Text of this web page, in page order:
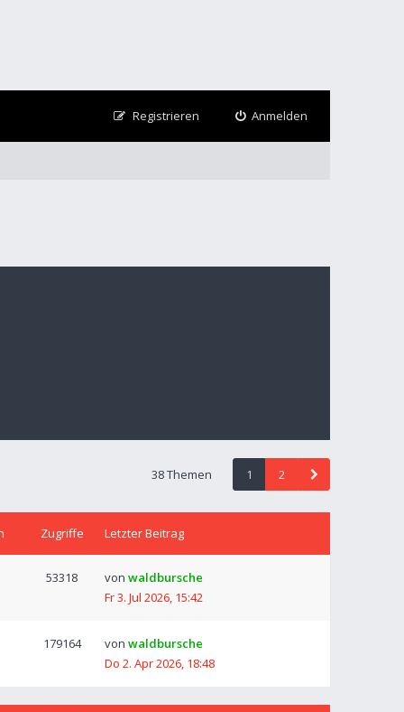
Anmelden
Registrieren
38 Themen 1 2
Zugriffe Letzter Beitrag
53318 von waldbursche
Fr 3. Jul 2026, 15:42
179164 von waldbursche
Do 2. Apr 2026, 18:48